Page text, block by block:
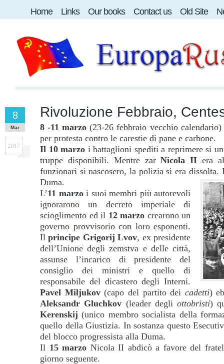
Home Links Our books Contact us Old Site
Rivoluzione Febbraio,
8
Mar
2017
8 -11 marzo (23-26 febbraio vecchio
per protesta contro le carestie di pane e carbone.
Il 10 marzo i battaglioni spediti a reprimere si
truppe disponibili. Mentre zarNicola II era
funzionari si nascosero, la polizia si era dissolta.
Duma.
L’11 marzoi suoi membri più autorevoli
ignorarono un decreto imperiale di
scioglimento ed il 12 marzo crearono un
governo provvisorio con loro esponenti.
Ilprincipe Grigorij Lvov, ex presidente
dell’Unione degli zemstva e delle città,
assunse l’incarico di presidente del
consiglio dei ministri e quello di
responsabile del dicastero degli Interni.
Pavel Miljukov(capo del partito dei cadetti)
Aleksandr Gluchkov (leader degli ottobristi)
Kerenskij (unico membro socialista della
quello della Giustizia. In sostanza questo
del blocco progressista alla Duma.
Il 15 marzo Nicola II abdicò a favore del
giorno seguente.